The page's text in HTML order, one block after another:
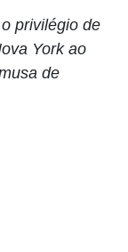
privilégio de
York ao
de